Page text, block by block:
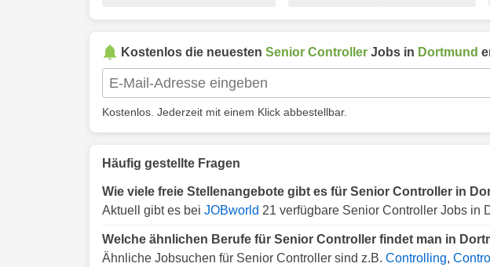
Kostenlos die neuesten Senior Controller Jobs in Dortmund
Kostenlos. Jederzeit mit einem Klick abbestellbar.
Häufig gestellte Fragen
Wie viele freie Stellenangebote gibt es für Senior Controller in
Aktuell gibt es bei JOBworld 21 verfügbare Senior Controller Jobs in
Welche ähnlichen Berufe für Senior Controller findet man in
Ähnliche Jobsuchen für Senior Controller sind z.B. Controlling,